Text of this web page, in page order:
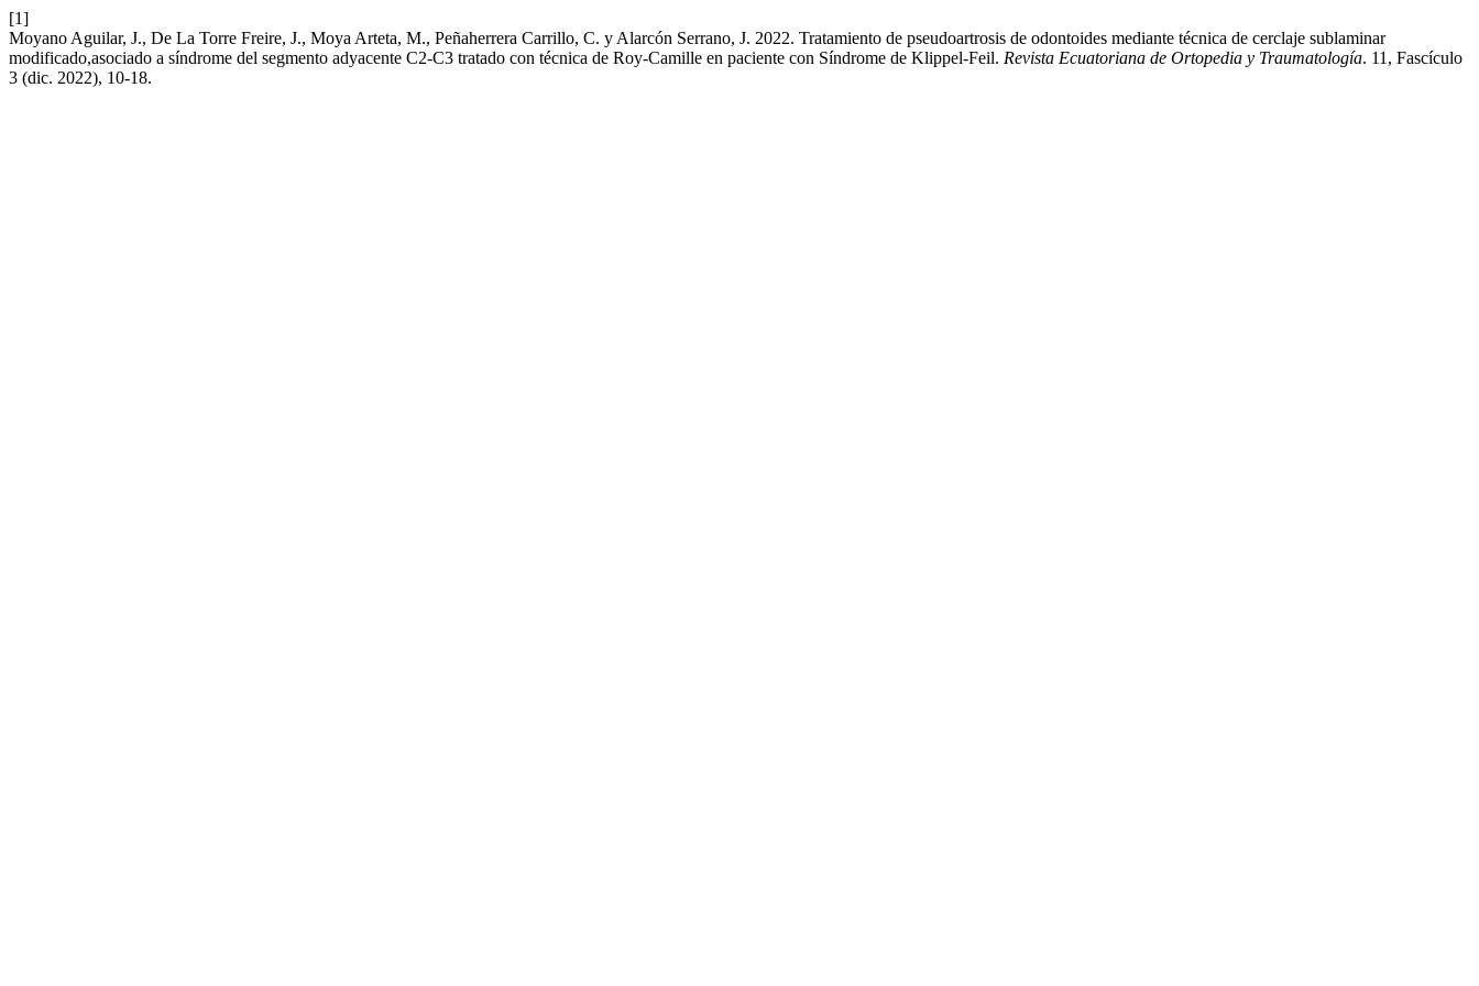
[1]
Moyano Aguilar, J., De La Torre Freire, J., Moya Arteta, M., Peñaherrera Carrillo, C. y Alarcón Serrano, J. 2022. Tratamiento de pseudoartrosis de odontoides mediante técnica de cerclaje sublaminar
modificado,asociado a síndrome del segmento adyacente C2-C3 tratado con técnica de Roy-Camille en paciente con Síndrome de Klippel-Feil. Revista Ecuatoriana de Ortopedia y Traumatología. 11, Fascículo
3 (dic. 2022), 10-18.